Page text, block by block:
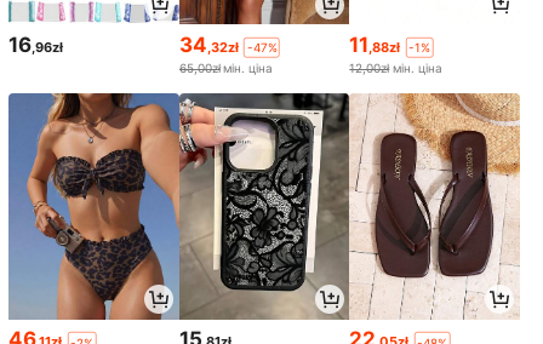
16 ,96zł 34 ,32zł
-47%
65,00złмін. ціна
11 ,88zł
-1%
12,00zł мін. ціна
46 15 22